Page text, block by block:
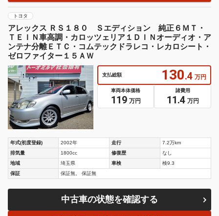
トヨタ
アレックス ＲＳ１８０ Ｓエディション 純正６ＭＴ・
ＴＥＩＮ車高調・カロッツェリア１ＤＩＮオーディオ・ア
ンテナ分離ＥＴＣ・コムテックドラレコ・レカロシート・
ゼロファイター１５ＡＷ
支払総額 130.4 万円
車両本体価格
119 万円
諸費用
11.4 万円
年式(初度登録) 2002年 走行
7.2万km
排気量
1800cc 修復歴
なし
地域
埼玉県 車検
検9.3
保証
保証無。 保証無
中古車の状態を確認する